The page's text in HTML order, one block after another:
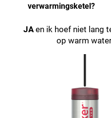
JAen ik hoef niet lang
op warm